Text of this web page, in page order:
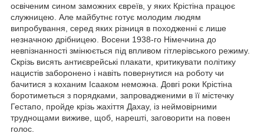
освіченим сином заможних євреїв, у яких Крістіна працює
служницею. Але майбутнє готує молодим людям
випробування, серед яких різниця в походженні є лише
незначною дрібницею. Восени 1938-го Німеччина до
невпізнанності змінюється під впливом гітлерівського режиму.
Скрізь висять антиєврейські плакати, критикувати політику
нацистів заборонено і навіть повернутися на роботу чи
бачитися з коханим Ісааком неможна. Довгі роки Крістіна
боротиметься з порядками, запровадженими в її містечку
Гестапо, пройде крізь жахіття Дахау, із неймовірними
труднощами виживе, щоб, нарешті, заговорити на повен
голос.